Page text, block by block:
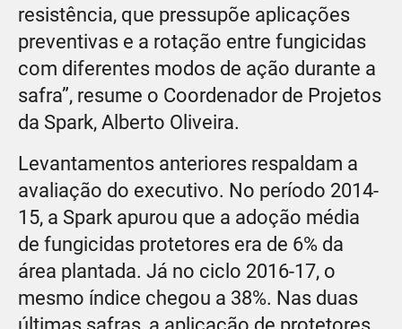
resistência, que pressupõe aplicações
preventivas e a rotação entre fungicidas
com diferentes modos de ação durante a
safra”, resume o Coordenador de Projetos
da Spark, Alberto Oliveira.
Levantamentos anteriores respaldam a
avaliação do executivo. No período 2014-
15, a Spark apurou que a adoção média
de fungicidas protetores era de 6% da
área plantada. Já no ciclo 2016-17, o
mesmo índice chegou a 38%. Nas duas